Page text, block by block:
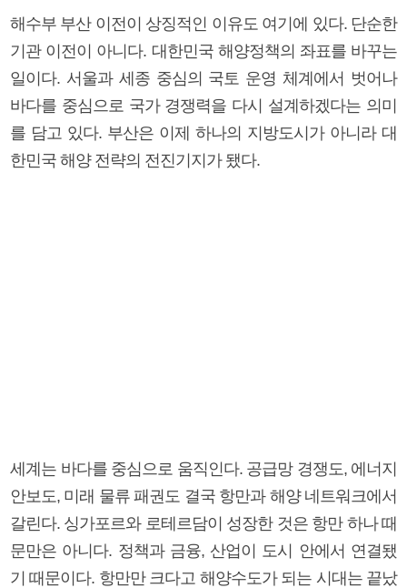
해수부 부산 이전이 상징적인 이유도 여기에 있다. 단순한
기관 이전이 아니다. 대한민국 해양정책의 좌표를 바꾸는
일이다. 서울과 세종 중심의 국토 운영 체계에서 벗어나
바다를 중심으로 국가 경쟁력을 다시 설계하겠다는 의미
를 담고 있다. 부산은 이제 하나의 지방도시가 아니라 대
한민국 해양 전략의 전진기지가 됐다.
세계는 바다를 중심으로 움직인다. 공급망 경쟁도, 에너지
안보도, 미래 물류 패권도 결국 항만과 해양 네트워크에서
갈린다. 싱가포르와 로테르담이 성장한 것은 항만 하나 때
문만은 아니다. 정책과 금융, 산업이 도시 안에서 연결됐
기 때문이다. 항만만 크다고 해양수도가 되는 시대는 끝났